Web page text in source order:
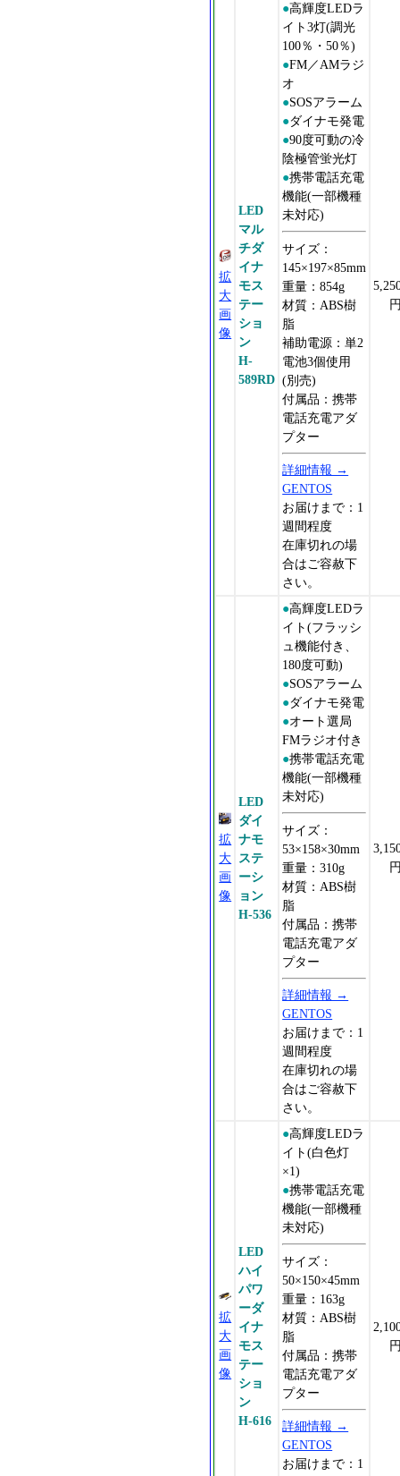
拡
大
画
像
LED
マル
チダ
イナ
モス
テー
ショ
ン
H-
589RD
●高輝度LEDラ
イト3灯(調光
100％・50％)
●FM／AMラジ
オ
●SOSアラーム
●ダイナモ発電
●90度可動の冷
陰極管蛍光灯
●携帯電話充電
機能(一部機種
未対応)
サイズ：
145×197×85mm
重量：854g
材質：ABS樹
脂
補助電源：単2
電池3個使用
(別売)
付属品：携帯
電話充電アダ
プター
詳細情報 →
GENTOS
お届けまで：1
週間程度
在庫切れの場
合はご容赦下
さい。
拡
大
画
像
LED
ダイ
ナモ
ステ
ーシ
ョン
H-536
●高輝度LEDラ
イト(フラッシ
ュ機能付き、
180度可動)
●SOSアラーム
●ダイナモ発電
●オート選局
FMラジオ付き
●携帯電話充電
機能(一部機種
未対応)
サイズ：
53×158×30mm
重量：310g
材質：ABS樹
脂
付属品：携帯
電話充電アダ
プター
詳細情報 →
GENTOS
お届けまで：1
週間程度
在庫切れの場
合はご容赦下
さい。
拡
大
画
像
LED
ハイ
パワ
ーダ
イナ
モス
テー
ショ
ン
H-616
●高輝度LEDラ
イト(白色灯
×1)
●携帯電話充電
機能(一部機種
未対応)
サイズ：
50×150×45mm
重量：163g
材質：ABS樹
脂
付属品：携帯
電話充電アダ
プター
詳細情報 →
GENTOS
お届けまで：1